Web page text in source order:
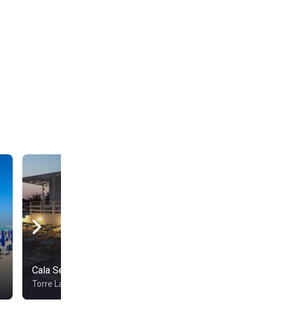
Cala Serena
Torre Lapillo